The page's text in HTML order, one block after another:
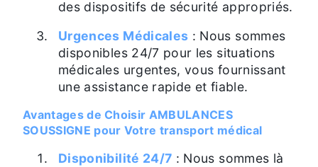
des dispositifs de sécurité appropriés.
Urgences Médicales : Nous sommes
disponibles 24/7 pour les situations
médicales urgentes, vous fournissant
une assistance rapide et fiable.
Avantages de Choisir AMBULANCES
SOUSSIGNE pour Votre transport médical
Disponibilité 24/7 : Nous sommes là